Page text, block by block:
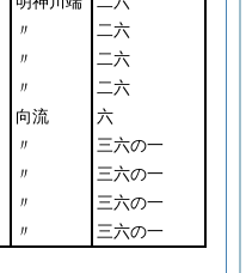
〃
二六
〃
二六
〃
二六
向流
六
〃
三六の一
〃
三六の一
〃
三六の一
〃
三六の一